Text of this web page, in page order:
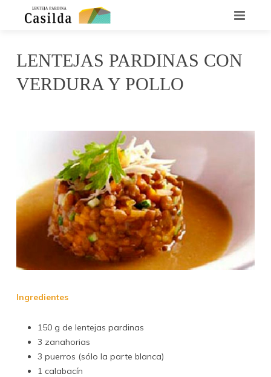
RECETARIO
DÓNDE ENCONTRARNOS
CONTACTO
NOTICIAS
LENTEJAS PARDINAS CON
VERDURA Y POLLO
Ingredientes
150 g de lentejas pardinas
3 zanahorias
3 puerros (sólo la parte blanca)
1 calabacín